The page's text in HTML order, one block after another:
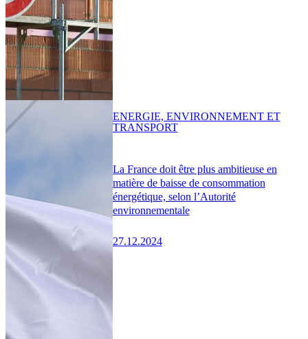
La France doit être plus ambitieuse en
matière de baisse de consommation
énergétique, selon l’Autorité
environnementale
27.12.2024
ENERGIE, ENVIRONNEMENT ET
TRANSPORT